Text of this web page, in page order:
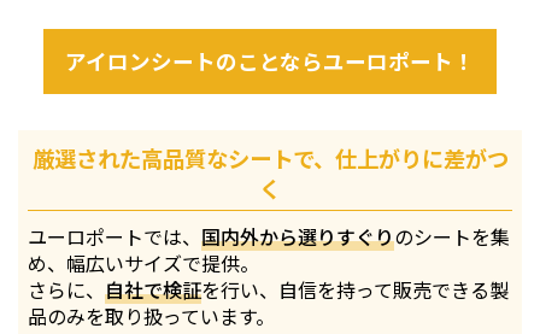
アイロンシートのことならユーロポート！
厳選された高品質なシートで、仕上がりに差がつ
く
ユーロポートでは、国内外から選りすぐりのシートを集
め、幅広いサイズで提供。
さらに、自社で検証を行い、自信を持って販売できる製
品のみを取り扱っています。